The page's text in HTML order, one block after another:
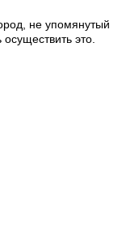
не упомянутый
это.